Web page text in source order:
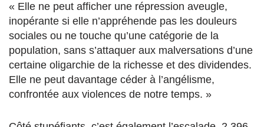
« Elle ne peut afficher une répression aveugle,
inopérante si elle n’appréhende pas les douleurs
sociales ou ne touche qu’une catégorie de la
population, sans s’attaquer aux malversations d’une
certaine oligarchie de la richesse et des dividendes.
Elle ne peut davantage céder à l’angélisme,
confrontée aux violences de notre temps. »